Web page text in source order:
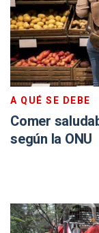
A QUÉ SE DEBE
Comer
según la ONU